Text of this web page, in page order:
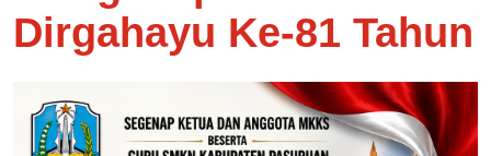
Dirgahayu Ke-81 Tahun